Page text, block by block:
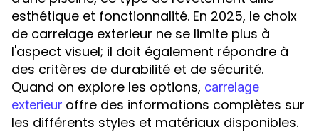
esthétique et fonctionnalité. En 2025, le choix
de carrelage exterieur ne se limite plus à
l'aspect visuel; il doit également répondre à
des critères de durabilité et de sécurité.
Quand on explore les options, carrelage
exterieur offre des informations complètes sur
les différents styles et matériaux disponibles.